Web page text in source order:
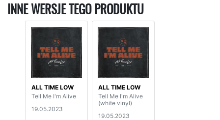
INNE WERSJE TEGO PRODUKTU
ALL TIME LOW
Tell Me I'm Alive
19.05.2023
ALL TIME LOW
Tell Me I'm Alive
(white vinyl)
19.05.2023